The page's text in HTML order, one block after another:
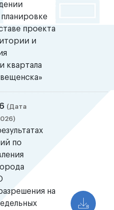
проекта
и
квартала
(Дата
по
на